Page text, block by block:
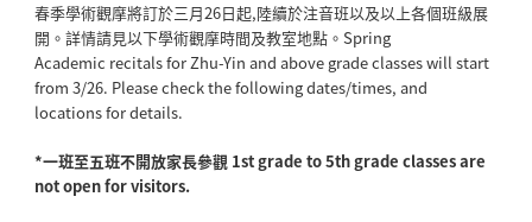
春季學術觀摩將訂於三月26日起,陸續於注音班以及以上各個班級展
開。 詳情請見以下學術觀摩時間及教室地點。Spring
Academic recitals for Zhu-Yin and above grade classes will start
from 3/26. Please check the following dates/times, and
locations for details.
*一班至五班不開放家長參觀 1st grade to 5th grade classes are
not open for visitors.